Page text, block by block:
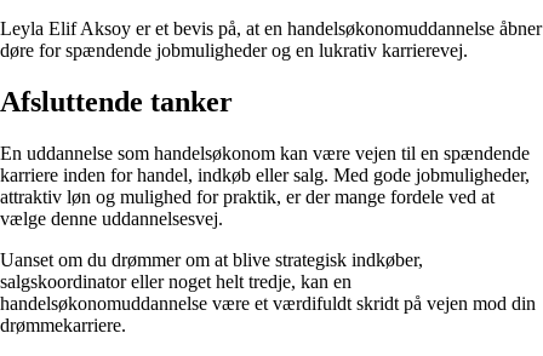
Leyla Elif Aksoy er et bevis på, at en handelsøkonomuddannelse åbner
døre for spændende jobmuligheder og en lukrativ karrierevej.
Afsluttende tanker
En uddannelse som handelsøkonom kan være vejen til en spændende
karriere inden for handel, indkøb eller salg. Med gode jobmuligheder,
attraktiv løn og mulighed for praktik, er der mange fordele ved at
vælge denne uddannelsesvej.
Uanset om du drømmer om at blive strategisk indkøber,
salgskoordinator eller noget helt tredje, kan en
handelsøkonomuddannelse være et værdifuldt skridt på vejen mod din
drømmekarriere.